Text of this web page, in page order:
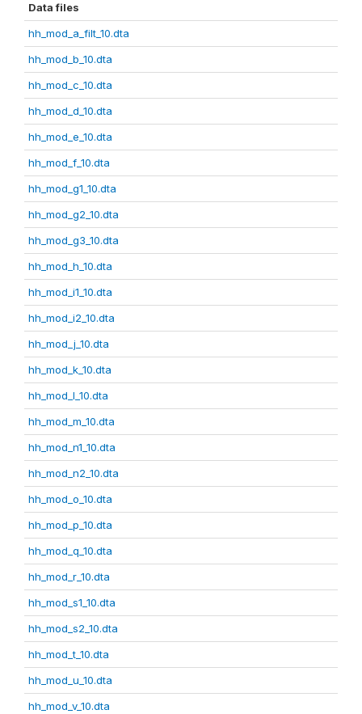
Data files
hh_mod_a_filt_10.dta
hh_mod_b_10.dta
hh_mod_c_10.dta
hh_mod_d_10.dta
hh_mod_e_10.dta
hh_mod_f_10.dta
hh_mod_g1_10.dta
hh_mod_g2_10.dta
hh_mod_g3_10.dta
hh_mod_h_10.dta
hh_mod_i1_10.dta
hh_mod_i2_10.dta
hh_mod_j_10.dta
hh_mod_k_10.dta
hh_mod_l_10.dta
hh_mod_m_10.dta
hh_mod_n1_10.dta
hh_mod_n2_10.dta
hh_mod_o_10.dta
hh_mod_p_10.dta
hh_mod_q_10.dta
hh_mod_r_10.dta
hh_mod_s1_10.dta
hh_mod_s2_10.dta
hh_mod_t_10.dta
hh_mod_u_10.dta
hh_mod_v_10.dta